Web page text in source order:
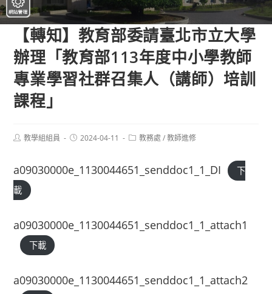
【轉知】教育部委請臺北市立大學
辦理「教育部113年度中小學教師
專業學習社群召集人（講師）培訓
課程」
Post教學組組員
Post2024-04-11
Post教務處 / 教師進修
a09030000e_1130044651_senddoc1_1_DI
下
載
a09030000e_1130044651_senddoc1_1_attach1
下載
a09030000e_1130044651_senddoc1_1_attach2